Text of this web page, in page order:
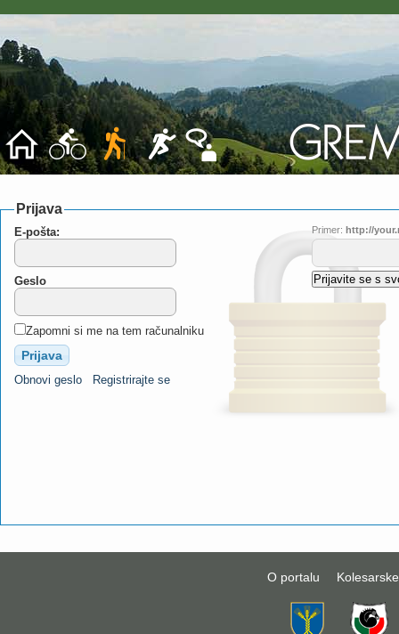
Prijava
E-pošta:
Geslo
Zapomni si me na tem računalniku
Obnovi geslo Registrirajte se
Primer: http://
O portalu